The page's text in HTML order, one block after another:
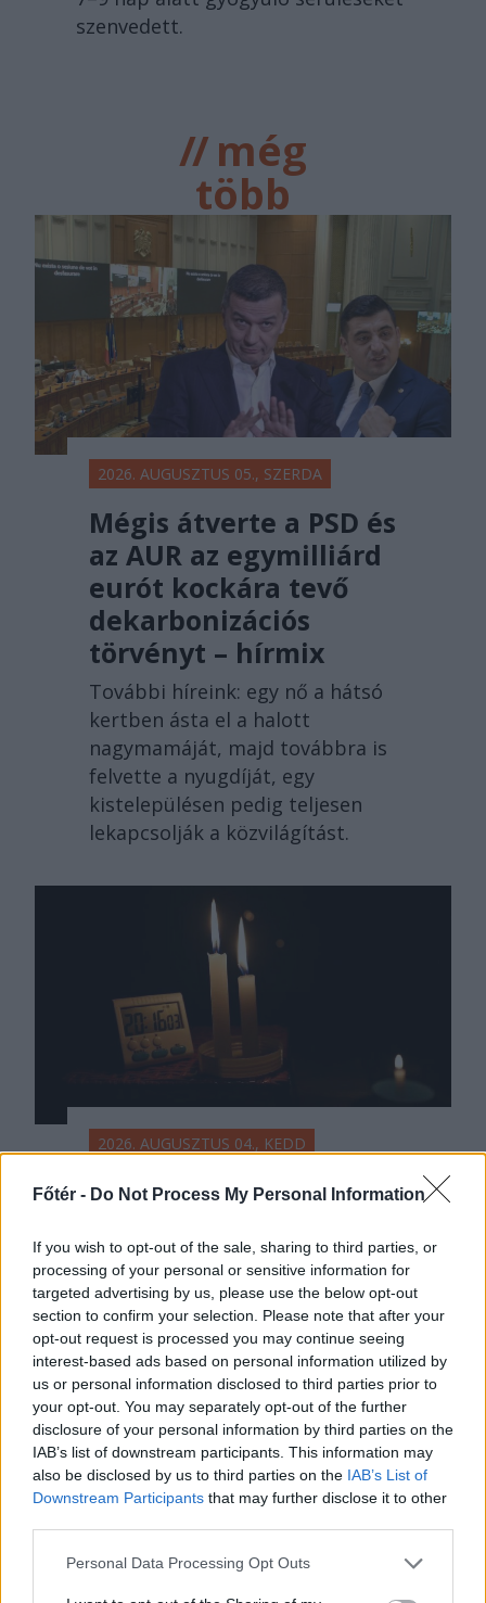
Főtér - Do Not Process My Personal Information
If you wish to opt-out of the sale, sharing to third parties, or
processing of your personal or sensitive information for
targeted advertising by us, please use the below opt-out
section to confirm your selection. Please note that after your
opt-out request is processed you may continue seeing
interest-based ads based on personal information utilized by
us or personal information disclosed to third parties prior to
your opt-out. You may separately opt-out of the further
disclosure of your personal information by third parties on the
IAB’s list of downstream participants. This information may
also be disclosed by us to third parties on the IAB’s List of
Downstream Participants that may further disclose it to other
Personal Data Processing Opt Outs
szenvedett.
//még
több
főtér.ro
2026. AUGUSZTUS 05., SZERDA
Mégis átverte a PSD és
az AUR az egymilliárd
eurót kockára tevő
dekarbonizációs
törvényt – hírmix
További híreink: egy nő a hátsó
kertben ásta el a halott
nagymamáját, majd továbbra is
felvette a nyugdíját, egy
kistelepülésen pedig teljesen
lekapcsolják a közvilágítást.
2026. AUGUSZTUS 04., KEDD
Egyelőre sikerült az
kihúzni az
energiakátyúból…
… egy polgármester bemutat a
fogyasztás csökkentésére felszólító
ideiglenes miniszterelnöknek és
égeti a villanyt… és nem tudtuk, mi
hiányzott: Victor Ponta új pártot
alapít!